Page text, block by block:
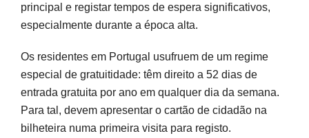
principal e registar tempos de espera significativos,
especialmente durante a época alta.
Os residentes em Portugal usufruem de um regime
especial de gratuitidade: têm direito a 52 dias de
entrada gratuita por ano em qualquer dia da semana.
Para tal, devem apresentar o cartão de cidadão na
bilheteira numa primeira visita para registo.